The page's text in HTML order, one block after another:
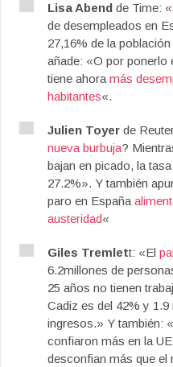
Lisa Abend de Time: «
de desempleados en
27,16% de la
añade: «O por ponerlo
tiene ahora más
habitantes«.
Julien Toyer de
nueva burbuja?
bajan en picado, la
27.2%». Y también
paro en España
austeridad«
Giles Tremlett: «El
6.2millones de
25 años no tienen
Cadiz es del 42% y
ingresos.» Y también:
confiaron más en la
desconfian más que el